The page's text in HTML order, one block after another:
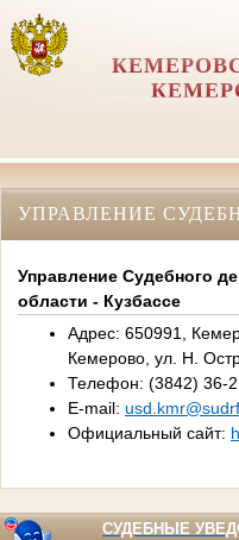
УПРАВЛЕНИЕ
Управление Судебного
области - Кузбассе
Адрес: 650991,
Кемерово, ул. Н.
Телефон: (3842) 36-
E-mail:
Официальный сайт:
СУДЕБНЫЕ